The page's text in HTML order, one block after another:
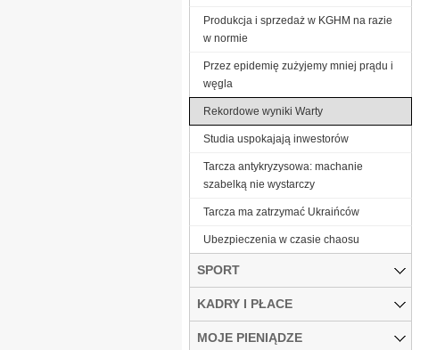
Produkcja i sprzedaż w KGHM na razie
w normie
Przez epidemię zużyjemy mniej prądu i
węgla
Rekordowe wyniki Warty
Studia uspokajają inwestorów
Tarcza antykryzysowa: machanie
szabelką nie wystarczy
Tarcza ma zatrzymać Ukraińców
Ubezpieczenia w czasie chaosu
SPORT
KADRY I PŁACE
MOJE PIENIĄDZE